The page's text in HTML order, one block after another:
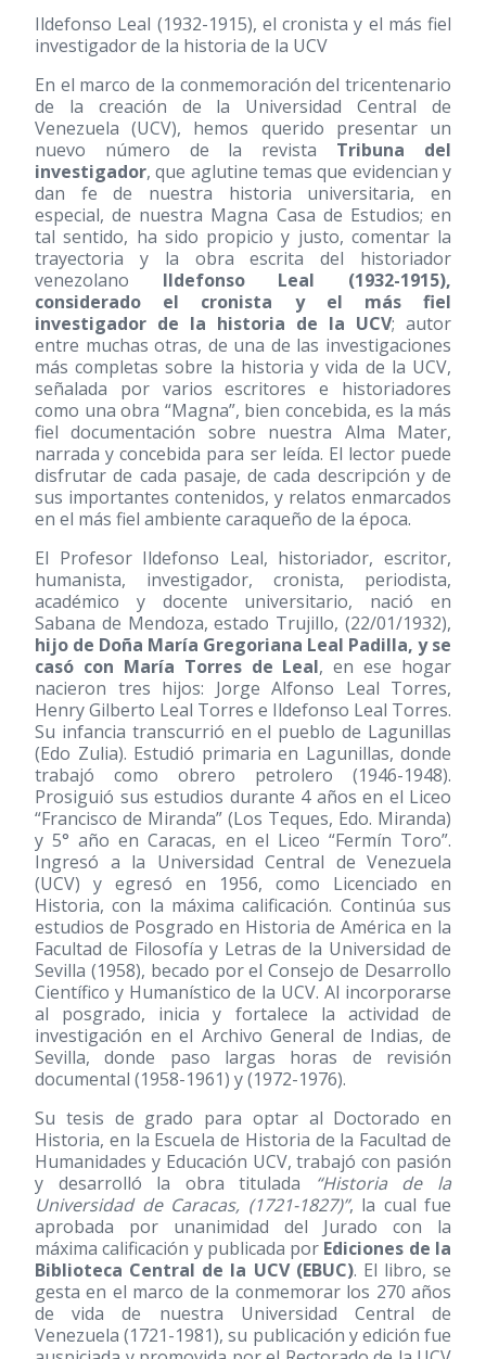
Ildefonso Leal (1932-1915), el cronista y el más fiel
investigador de la historia de la UCV
En el marco de la conmemoración del tricentenario
de la creación de la Universidad Central de
Venezuela (UCV), hemos querido presentar un
nuevo número de la revista Tribuna del
investigador, que aglutine temas que evidencian y
dan fe de nuestra historia universitaria, en
especial, de nuestra Magna Casa de Estudios; en
tal sentido, ha sido propicio y justo, comentar la
trayectoria y la obra escrita del historiador
venezolano Ildefonso Leal (1932-1915),
considerado el cronista y el más fiel
investigador de la historia de la UCV; autor
entre muchas otras, de una de las investigaciones
más completas sobre la historia y vida de la UCV,
señalada por varios escritores e historiadores
como una obra “Magna”, bien concebida, es la más
fiel documentación sobre nuestra Alma Mater,
narrada y concebida para ser leída. El lector puede
disfrutar de cada pasaje, de cada descripción y de
sus importantes contenidos, y relatos enmarcados
en el más fiel ambiente caraqueño de la época.
El Profesor Ildefonso Leal, historiador, escritor,
humanista, investigador, cronista, periodista,
académico y docente universitario, nació en
Sabana de Mendoza, estado Trujillo, (22/01/1932),
hijo de Doña María Gregoriana Leal Padilla, y se
casó con María Torres de Leal, en ese hogar
nacieron tres hijos: Jorge Alfonso Leal Torres,
Henry Gilberto Leal Torres e Ildefonso Leal Torres.
Su infancia transcurrió en el pueblo de Lagunillas
(Edo Zulia). Estudió primaria en Lagunillas, donde
trabajó como obrero petrolero (1946-1948).
Prosiguió sus estudios durante 4 años en el Liceo
“Francisco de Miranda” (Los Teques, Edo. Miranda)
y 5° año en Caracas, en el Liceo “Fermín Toro”.
Ingresó a la Universidad Central de Venezuela
(UCV) y egresó en 1956, como Licenciado en
Historia, con la máxima calificación. Continúa sus
estudios de Posgrado en Historia de América en la
Facultad de Filosofía y Letras de la Universidad de
Sevilla (1958), becado por el Consejo de Desarrollo
Científico y Humanístico de la UCV. Al incorporarse
al posgrado, inicia y fortalece la actividad de
investigación en el Archivo General de Indias, de
Sevilla, donde paso largas horas de revisión
documental (1958-1961) y(1972-1976).
Su tesis de grado para optar al Doctorado en
Historia, en la Escuela de Historia de la Facultad de
Humanidades y Educación UCV, trabajó con pasión
y desarrolló la obra titulada “Historia de la
Universidad de Caracas, (1721-1827)”, la cual fue
aprobada por unanimidad del Jurado con la
máxima calificación y publicada por Ediciones de la
Biblioteca Central de la UCV (EBUC). El libro, se
gesta en el marco de la conmemorar los 270 años
de vida de nuestra Universidad Central de
Venezuela(1721-1981), su publicación y edición fue